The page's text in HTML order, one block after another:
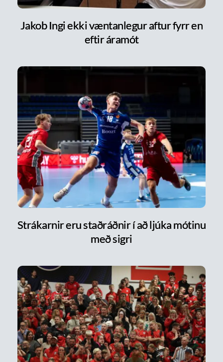
Jakob Ingi ekki væntanlegur aftur fyrr en
eftir áramót
Strákarnir eru staðráðnir í að ljúka mótinu
með sigri